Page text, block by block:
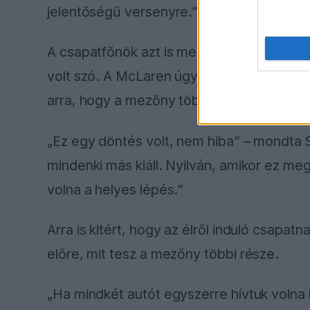
jelentőségű versenyre.”
A csapatfőnök azt is megerősítette, hogy
volt szó. A McLaren úgy ítélte meg, hogy
arra, hogy a mezőny többi része így tesz.
„Ez egy döntés volt, nem hiba” –
mindenki más kiáll. Nyilván, amikor ez
volna a helyes lépés.”
Arra is kitért, hogy az élről induló
előre, mit tesz a mezőny többi része.
„Ha mindkét autót egyszerre hívtuk